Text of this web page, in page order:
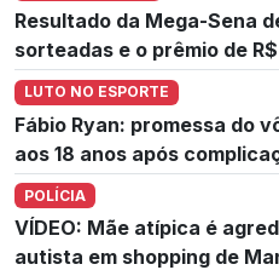
Resultado da Mega-Sena
sorteadas e o prêmio de
LUTO NO ESPORTE
Fábio Ryan: promessa do
aos 18 anos após
POLÍCIA
VÍDEO: Mãe atípica é
autista em shopping de